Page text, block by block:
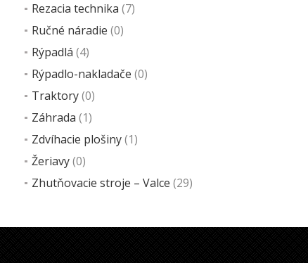
Rezacia technika (7)
Ručné náradie (0)
Rýpadlá (4)
Rýpadlo-nakladače (0)
Traktory(0)
Záhrada (1)
Zdvíhacie plošiny(1)
Žeriavy(0)
Zhutňovacie stroje – Valce (29)